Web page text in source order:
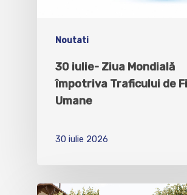
Noutati
30 iulie- Ziua Mondială
împotriva Traficului de
Umane
30 iulie 2026